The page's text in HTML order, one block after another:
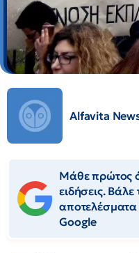
Alfavita
Μάθε πρώτος
ειδήσεις.
Google